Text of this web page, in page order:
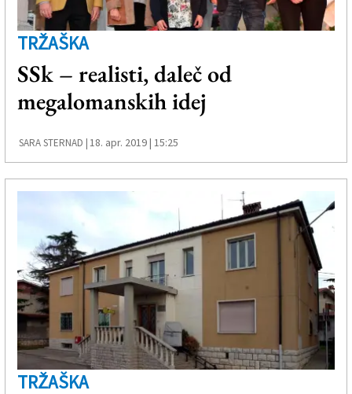
TRŽAŠKA
SSk – realisti, daleč od
megalomanskih idej
SARA STERNAD |18. apr. 2019 | 15:25
TRŽAŠKA